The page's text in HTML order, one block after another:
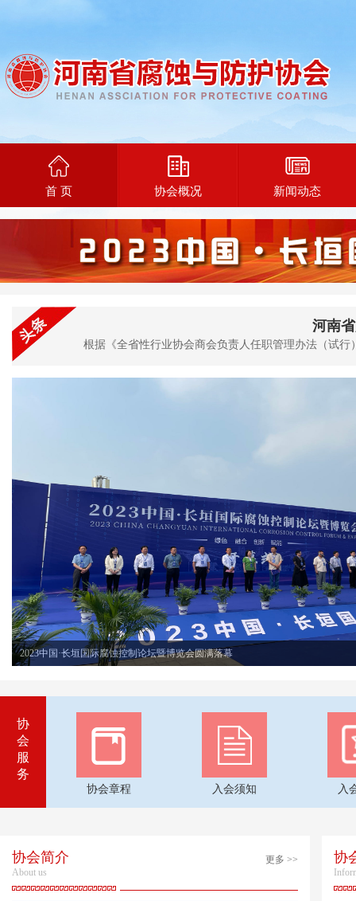
首 页 协会概况 新闻动态
河南
根据《全省性行业协会商会负责人任职管理办法（试行）》规定，
第二十二届世界腐蚀大会定于2024年10月22-26日在西安举办
协
会
服
务
协会章程 入会须知 入
更多 >>
协会简介
About us
协